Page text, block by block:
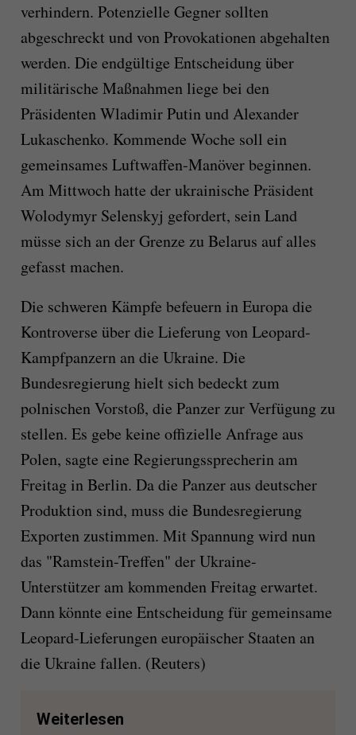
verhindern. Potenzielle Gegner sollten
abgeschreckt und von Provokationen abgehalten
werden. Die endgültige Entscheidung über
militärische Maßnahmen liege bei den
Präsidenten Wladimir Putin und Alexander
Lukaschenko. Kommende Woche soll ein
gemeinsames Luftwaffen-Manöver beginnen.
Am Mittwoch hatte der ukrainische Präsident
Wolodymyr Selenskyj gefordert, sein Land
müsse sich an der Grenze zu Belarus auf alles
gefasst machen.
Die schweren Kämpfe befeuern in Europa die
Kontroverse über die Lieferung von Leopard-
Kampfpanzern an die Ukraine. Die
Bundesregierung hielt sich bedeckt zum
polnischen Vorstoß, die Panzer zur Verfügung zu
stellen. Es gebe keine offizielle Anfrage aus
Polen, sagte eine Regierungssprecherin am
Freitag in Berlin. Da die Panzer aus deutscher
Produktion sind, muss die Bundesregierung
Exporten zustimmen. Mit Spannung wird nun
das "Ramstein-Treffen" der Ukraine-
Unterstützer am kommenden Freitag erwartet.
Dann könnte eine Entscheidung für gemeinsame
Leopard-Lieferungen europäischer Staaten an
die Ukraine fallen. (Reuters)
Weiterlesen